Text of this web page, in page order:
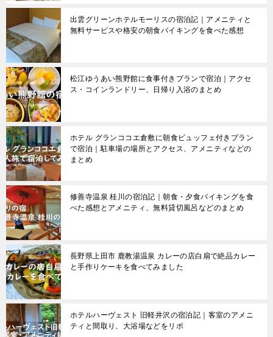
出雲グリーンホテルモーリスの宿泊記｜アメニティと
無料サービスや格安の朝食バイキングを食べた感想
松江ゆうあい熊野館に食事付きプランで宿泊｜アクセ
ス・コインランドリー、日帰り入浴のまとめ
ホテル グランココエ倉敷に朝食ビュッフェ付きプラン
で宿泊｜駐車場の場所とアクセス、アメニティなどの
まとめ
修善寺温泉 桂川の宿泊記｜朝食・夕食バイキングを食
べた感想とアメニティ、無料貸切風呂などのまとめ
長野県上田市 鹿教湯温泉 カレーの店白扇で絶品カレー
と手作りケーキを食べてみました
ホテルハーヴェスト 旧軽井沢の宿泊記｜客室のアメニ
ティと間取り、大浴場などをリポ